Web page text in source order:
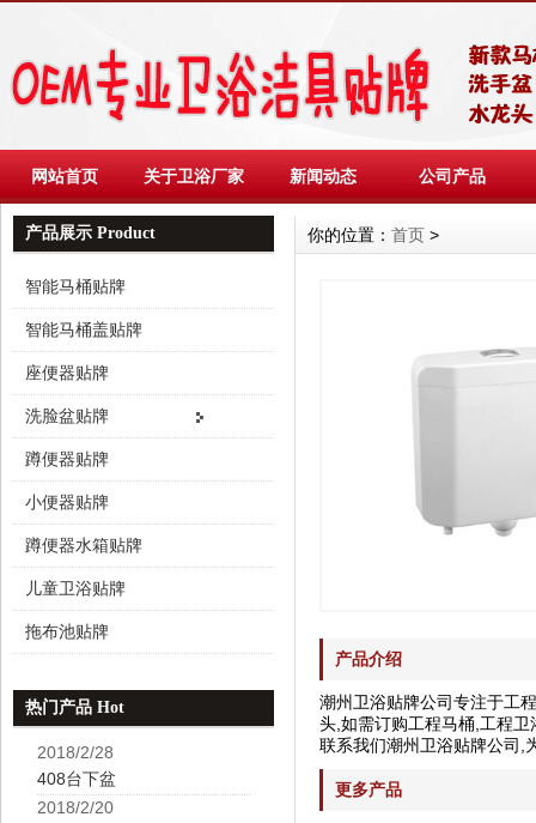
网站首页 关于卫浴厂家 新闻动态 公司产品
产品展示 Product
智能马桶贴牌
智能马桶盖贴牌
座便器贴牌
洗脸盆贴牌
蹲便器贴牌
小便器贴牌
蹲便器水箱贴牌
儿童卫浴贴牌
拖布池贴牌
热门产品 Hot
2018/2/28
408台下盆
2018/2/20
你的位置： 首页 >
产品介绍
潮州卫浴贴牌公司专注于工
头,如需订购工程马桶,工程
联系我们潮州卫浴贴牌公司,
更多产品